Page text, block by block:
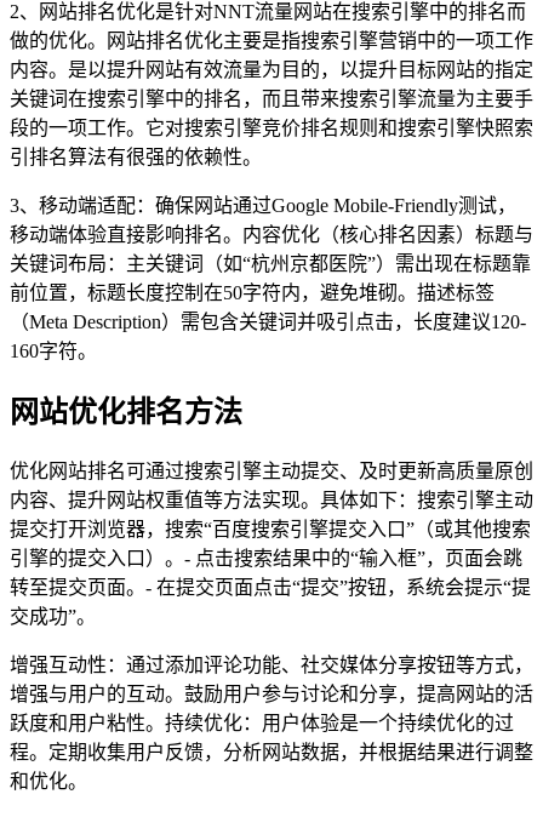
2、网站排名优化是针对NNT流量网站在搜索引擎中的排名而
做的优化。网站排名优化主要是指搜索引擎营销中的一项工作
内容。是以提升网站有效流量为目的，以提升目标网站的指定
关键词在搜索引擎中的排名，而且带来搜索引擎流量为主要手
段的一项工作。它对搜索引擎竞价排名规则和搜索引擎快照索
引排名算法有很强的依赖性。
3、移动端适配：确保网站通过Google Mobile-Friendly测试，
移动端体验直接影响排名。内容优化（核心排名因素）标题与
关键词布局：主关键词（如“杭州京都医院”）需出现在标题靠
前位置，标题长度控制在50字符内，避免堆砌。描述标签
（Meta Description）需包含关键词并吸引点击，长度建议120-
160字符。
网站优化排名方法
优化网站排名可通过搜索引擎主动提交、及时更新高质量原创
内容、提升网站权重值等方法实现。具体如下：搜索引擎主动
提交打开浏览器，搜索“百度搜索引擎提交入口”（或其他搜索
引擎的提交入口）。- 点击搜索结果中的“输入框”，页面会跳
转至提交页面。- 在提交页面点击“提交”按钮，系统会提示“提
交成功”。
增强互动性：通过添加评论功能、社交媒体分享按钮等方式，
增强与用户的互动。鼓励用户参与讨论和分享，提高网站的活
跃度和用户粘性。持续优化：用户体验是一个持续优化的过
程。定期收集用户反馈，分析网站数据，并根据结果进行调整
和优化。